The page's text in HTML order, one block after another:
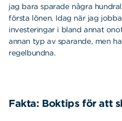
jag bara sparade några
första lönen. Idag när jag
investeringar i bland annat
annan typ av sparande, men
regelbundna.
Fakta: Boktips för att